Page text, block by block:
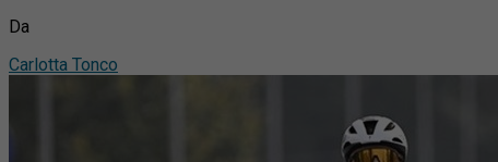
Da
Carlotta Tonco